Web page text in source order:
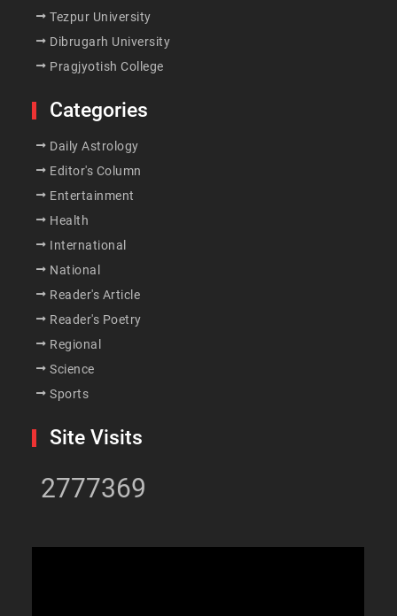
Tezpur University
Dibrugarh University
Pragjyotish College
Categories
Daily Astrology
Editor's Column
Entertainment
Health
International
National
Reader's Article
Reader's Poetry
Regional
Science
Sports
Site Visits
2777369